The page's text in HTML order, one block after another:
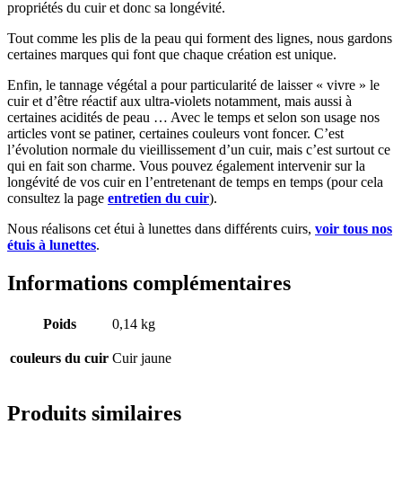
propriétés du cuir et donc sa longévité.
Tout comme les plis de la peau qui forment des lignes, nous gardons
certaines marques qui font que chaque création est unique.
Enfin, le tannage végétal a pour particularité de laisser « vivre » le
cuir et d’être réactif aux ultra-violets notamment, mais aussi à
certaines acidités de peau … Avec le temps et selon son usage nos
articles vont se patiner, certaines couleurs vont foncer. C’est
l’évolution normale du vieillissement d’un cuir, mais c’est surtout ce
qui en fait son charme. Vous pouvez également intervenir sur la
longévité de vos cuir en l’entretenant de temps en temps (pour cela
consultez la page entretien du cuir).
Nous réalisons cet étui à lunettes dans différents cuirs, voir tous nos
étuis à lunettes.
Informations complémentaires
Poids 0,14 kg
couleurs du cuir Cuir jaune
Produits similaires